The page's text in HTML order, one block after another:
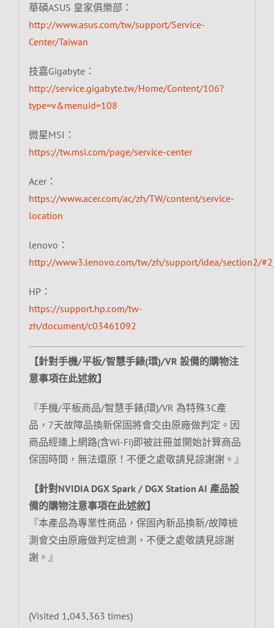
華碩ASUS 皇家俱樂部：
http://www.asus.com/tw/support/Service-
Center/Taiwan
技嘉Gigabyte：
http://service.gigabyte.tw/Home/Content/106?
type=v&menuid=108
微星MSI：
https://tw.msi.com/page/service-center
Acer：
https://www.acer.com/ac/zh/TW/content/service-
location
lenovo：
http://www3.lenovo.com/tw/zh/support/idea/section2/
HP：
https://support.hp.com/tw-
zh/document/c03461092
【針對手機/平板/智慧手錶(環)/VR 設備的購物注
意事項在此述敘】
『手機/平板商品/智慧手錶(環)/VR 為特殊3C產
品，7天故障品換新保固將會交由原廠做判定。因
商品經連上網路(含Wi-Fi)即被註冊並開始計算商品
保固時間，無法還原！不便之處敬請見諒謝謝。』
【針對NVIDIA DGX Spark / DGX Station AI 產品設
備的購物注意事項在此述敘】
『本產品為專業性商品，保固內新品換新/故障檢
測會交由原廠做判定檢測，不便之處敬請見諒謝
謝。』
(Visited 1,043,363 times)